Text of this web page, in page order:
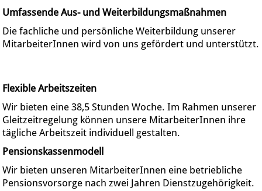
Umfassende Aus- und Weiterbildungsmaßnahmen
Die fachliche und persönliche Weiterbildung unserer
MitarbeiterInnen wird von uns gefördert und unterstützt.
Flexible Arbeitszeiten
Wir bieten eine 38,5 Stunden Woche. Im Rahmen unserer
Gleitzeitregelung können unsere MitarbeiterInnen ihre
tägliche Arbeitszeit individuell gestalten.
Pensionskassenmodell
Wir bieten unseren MitarbeiterInnen eine betriebliche
Pensionsvorsorge nach zwei Jahren Dienstzugehörigkeit.